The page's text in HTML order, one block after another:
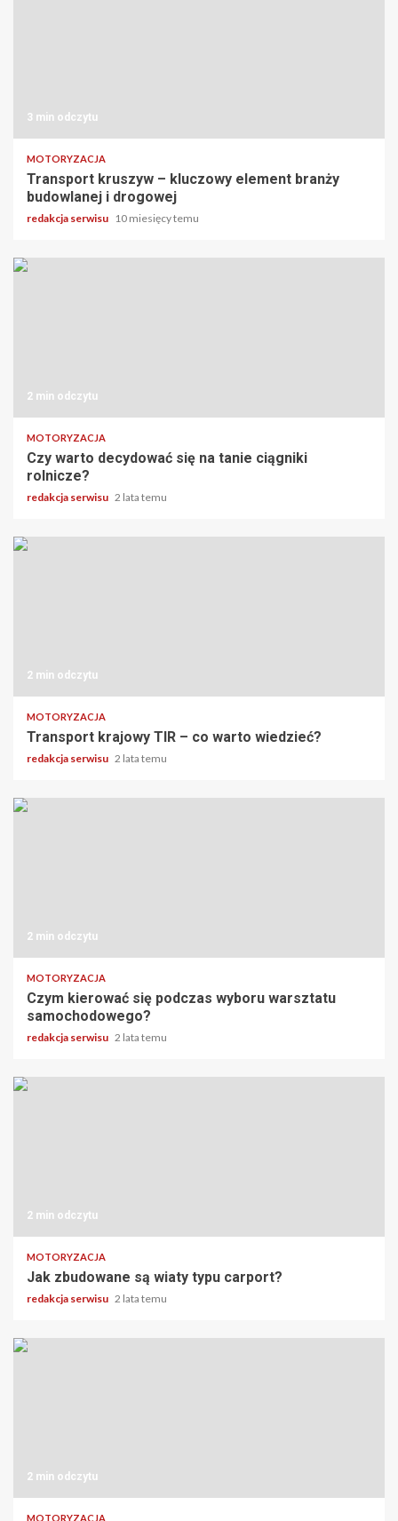
3 min odczytu
MOTORYZACJA
Transport kruszyw – kluczowy element branży
budowlanej i drogowej
redakcja serwisu 10 miesięcy temu
2 min odczytu
MOTORYZACJA
Czy warto decydować się na tanie ciągniki
rolnicze?
redakcja serwisu 2 lata temu
2 min odczytu
MOTORYZACJA
Transport krajowy TIR – co warto wiedzieć?
redakcja serwisu 2 lata temu
2 min odczytu
MOTORYZACJA
Czym kierować się podczas wyboru warsztatu
samochodowego?
redakcja serwisu 2 lata temu
2 min odczytu
MOTORYZACJA
Jak zbudowane są wiaty typu carport?
redakcja serwisu 2 lata temu
2 min odczytu
MOTORYZACJA